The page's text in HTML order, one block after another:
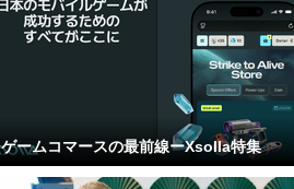
ゲームコマースの最前線ーXsolla特集